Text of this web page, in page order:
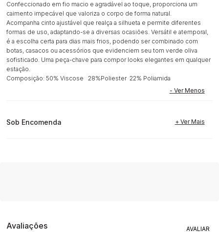
Confeccionado em fio macio e agradável ao toque, proporciona um
caimento impecável que valoriza o corpo de forma natural.
Acompanha cinto ajustável que realça a silhueta e permite diferentes
formas de uso, adaptando-se a diversas ocasiões. Versátil e atemporal,
é a escolha certa para dias mais frios, podendo ser combinado com
botas, casacos ou acessórios que evidenciem seu tom verde oliva
sofisticado. Uma peça-chave para compor looks elegantes em qualquer
estação.
Composição: 50% Viscose 28%Poliester 22% Poliamida
Sob Encomenda
Avaliações